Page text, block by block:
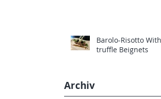
Barolo-Risotto With
truffle Beignets
Archiv